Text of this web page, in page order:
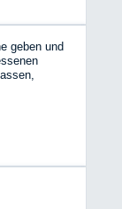
geben und
machen
sich. John